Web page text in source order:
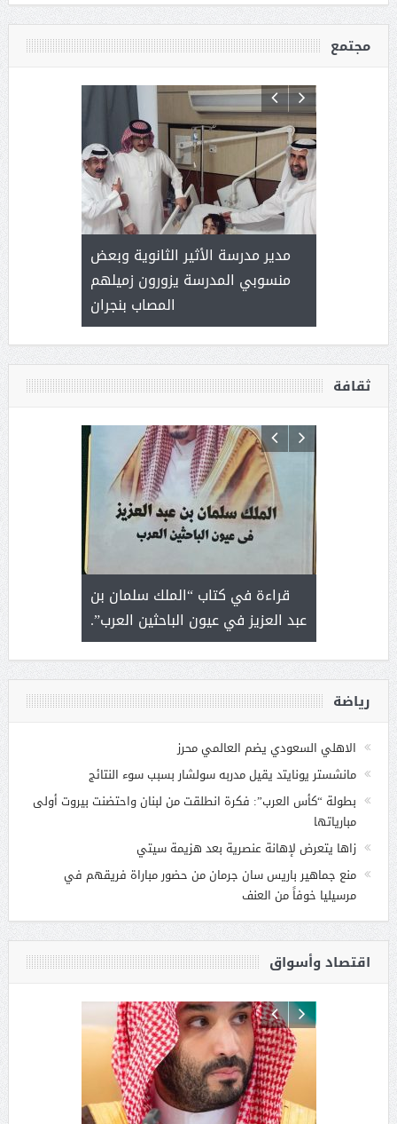
مجتمع
( محمد
مدير مدرسة الأثير الثانوية وبعض
منسوبي المدرسة يزورون زميلهم
المصاب بنجران
) .. ميراث
ثقافة
قراءة في كتاب “الملك سلمان بن
عبد العزيز في عيون الباحثين العرب”.
رياضة
الاهلي السعودي يضم العالمي محرز
مانشستر يونايتد يقيل مدربه سولشار بسبب سوء النتائج
بطولة “كأس العرب”: فكرة انطلقت من لبنان واحتضنت بيروت أولى
مبارياتها
زاها يتعرض لإهانة عنصرية بعد هزيمة سيتي
منع جماهير باريس سان جرمان من حضور مباراة فريقهم في
مرسيليا خوفاً من العنف
اقتصاد وأسواق